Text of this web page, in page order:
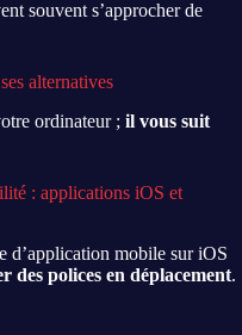
souvent s’approcher de
alternatives
ordinateur ; il vous suit
: applications iOS et
d’application mobile sur iOS
des polices en déplacement.